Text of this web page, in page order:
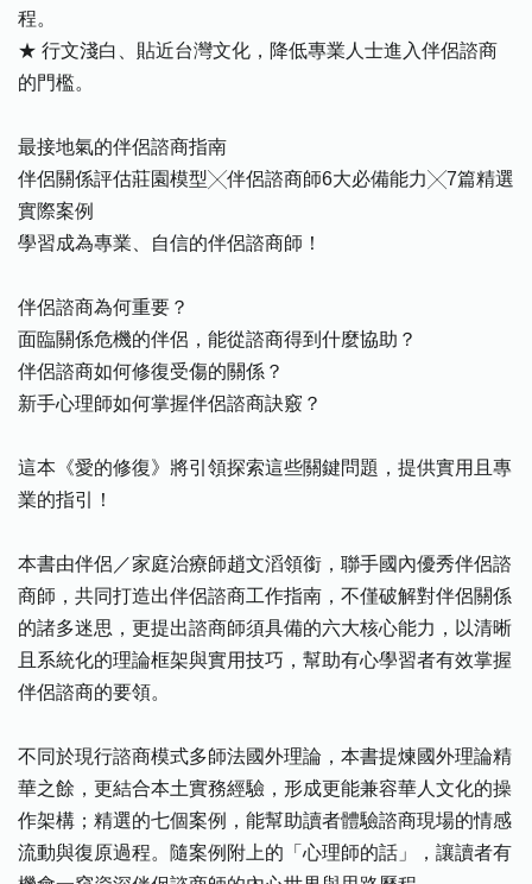
程。
★ 行文淺白、貼近台灣文化，降低專業人士進入伴侶諮商
的門檻。
最接地氣的伴侶諮商指南
伴侶關係評估莊園模型╳伴侶諮商師6大必備能力╳7篇精選
實際案例
學習成為專業、自信的伴侶諮商師！
伴侶諮商為何重要？
面臨關係危機的伴侶，能從諮商得到什麼協助？
伴侶諮商如何修復受傷的關係？
新手心理師如何掌握伴侶諮商訣竅？
這本《愛的修復》將引領探索這些關鍵問題，提供實用且專
業的指引！
本書由伴侶／家庭治療師趙文滔領銜，聯手國內優秀伴侶諮
商師，共同打造出伴侶諮商工作指南，不僅破解對伴侶關係
的諸多迷思，更提出諮商師須具備的六大核心能力，以清晰
且系統化的理論框架與實用技巧，幫助有心學習者有效掌握
伴侶諮商的要領。
不同於現行諮商模式多師法國外理論，本書提煉國外理論精
華之餘，更結合本土實務經驗，形成更能兼容華人文化的操
作架構；精選的七個案例，能幫助讀者體驗諮商現場的情感
流動與復原過程。隨案例附上的「心理師的話」，讓讀者有